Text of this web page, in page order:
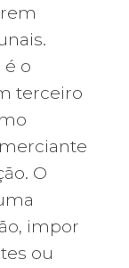
o
terceiro
O
impor
ou